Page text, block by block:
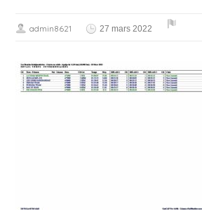
admin8621 27 mars 2022